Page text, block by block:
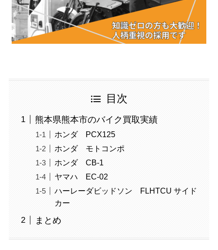
目次
熊本県熊本市のバイク買取実績
ホンダ PCX125
ホンダ モトコンポ
ホンダ CB-1
ヤマハ EC-02
ハーレーダビッドソン FLHTCU サイド
カー
まとめ